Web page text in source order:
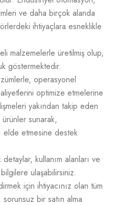
ve daha birçok alanda
ihtiyaçlara esneklikle
malzemelerle üretilmiş olup,
göstermektedir.
operasyonel
optimize etmelerine
yakından takip eden
sunarak,
elde etmesine destek
kullanım alanları ve
ulaşabilirsiniz.
için ihtiyacınız olan tüm
bir satın alma